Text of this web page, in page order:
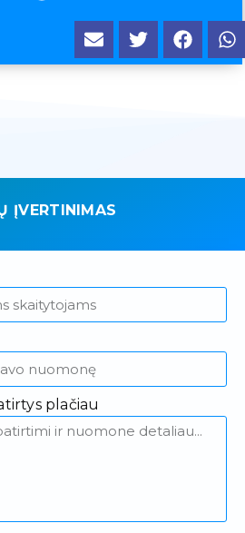
ĮVERTINIMAS
plačiau